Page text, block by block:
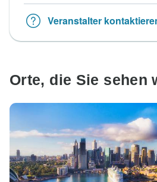
Veranstalter
Orte, die Sie sehen